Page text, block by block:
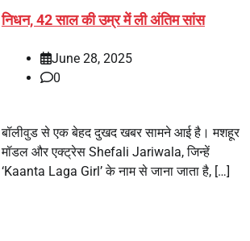
निधन, 42 साल की उम्र में ली अंतिम सांस
June 28, 2025
0
बॉलीवुड से एक बेहद दुखद खबर सामने आई है। मशहूर
मॉडल और एक्ट्रेस Shefali Jariwala, जिन्हें
‘Kaanta Laga Girl’ के नाम से जाना जाता है, […]